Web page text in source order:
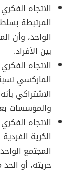
الاتجاه
المرتبطة
الواحد، وأن
بين الأفراد.
الاتجاه
الماركسي
الاشتراكي
والمؤسسات
الاتجاه
الحُرية
المجتمع
حريته، أو